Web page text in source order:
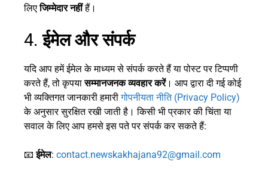
लिएजिम्मेदार नहींहैं।
4.ईमेल और संपर्क
यदि आप हमें ईमेल के माध्यम से संपर्क करते हैं या पोस्ट पर टिप्पणी
करते हैं, तो कृपयासम्मानजनक व्यवहार करें। आप द्वारा दी गई कोई
भी व्यक्तिगत जानकारी हमारीगोपनीयता नीति (Privacy Policy)
के अनुसार सुरक्षित रखी जाती है। किसी भी प्रकार की चिंता या
सवाल के लिए आप हमसे इस पते पर संपर्क कर सकते हैं:
📧ईमेल: contact.newskakhajana92@gmail.com